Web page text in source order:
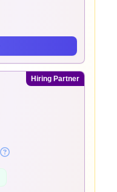
Hiring Partner